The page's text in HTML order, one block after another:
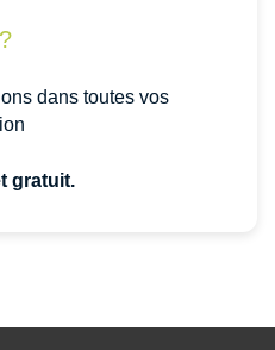
dans toutes vos
gratuit.